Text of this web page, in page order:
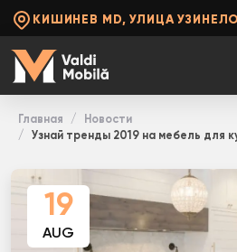
КИШИНЕВ MD, УЛИЦА
Главная
Новости
Узнай тренды 2019 на мебель для
19
AUG